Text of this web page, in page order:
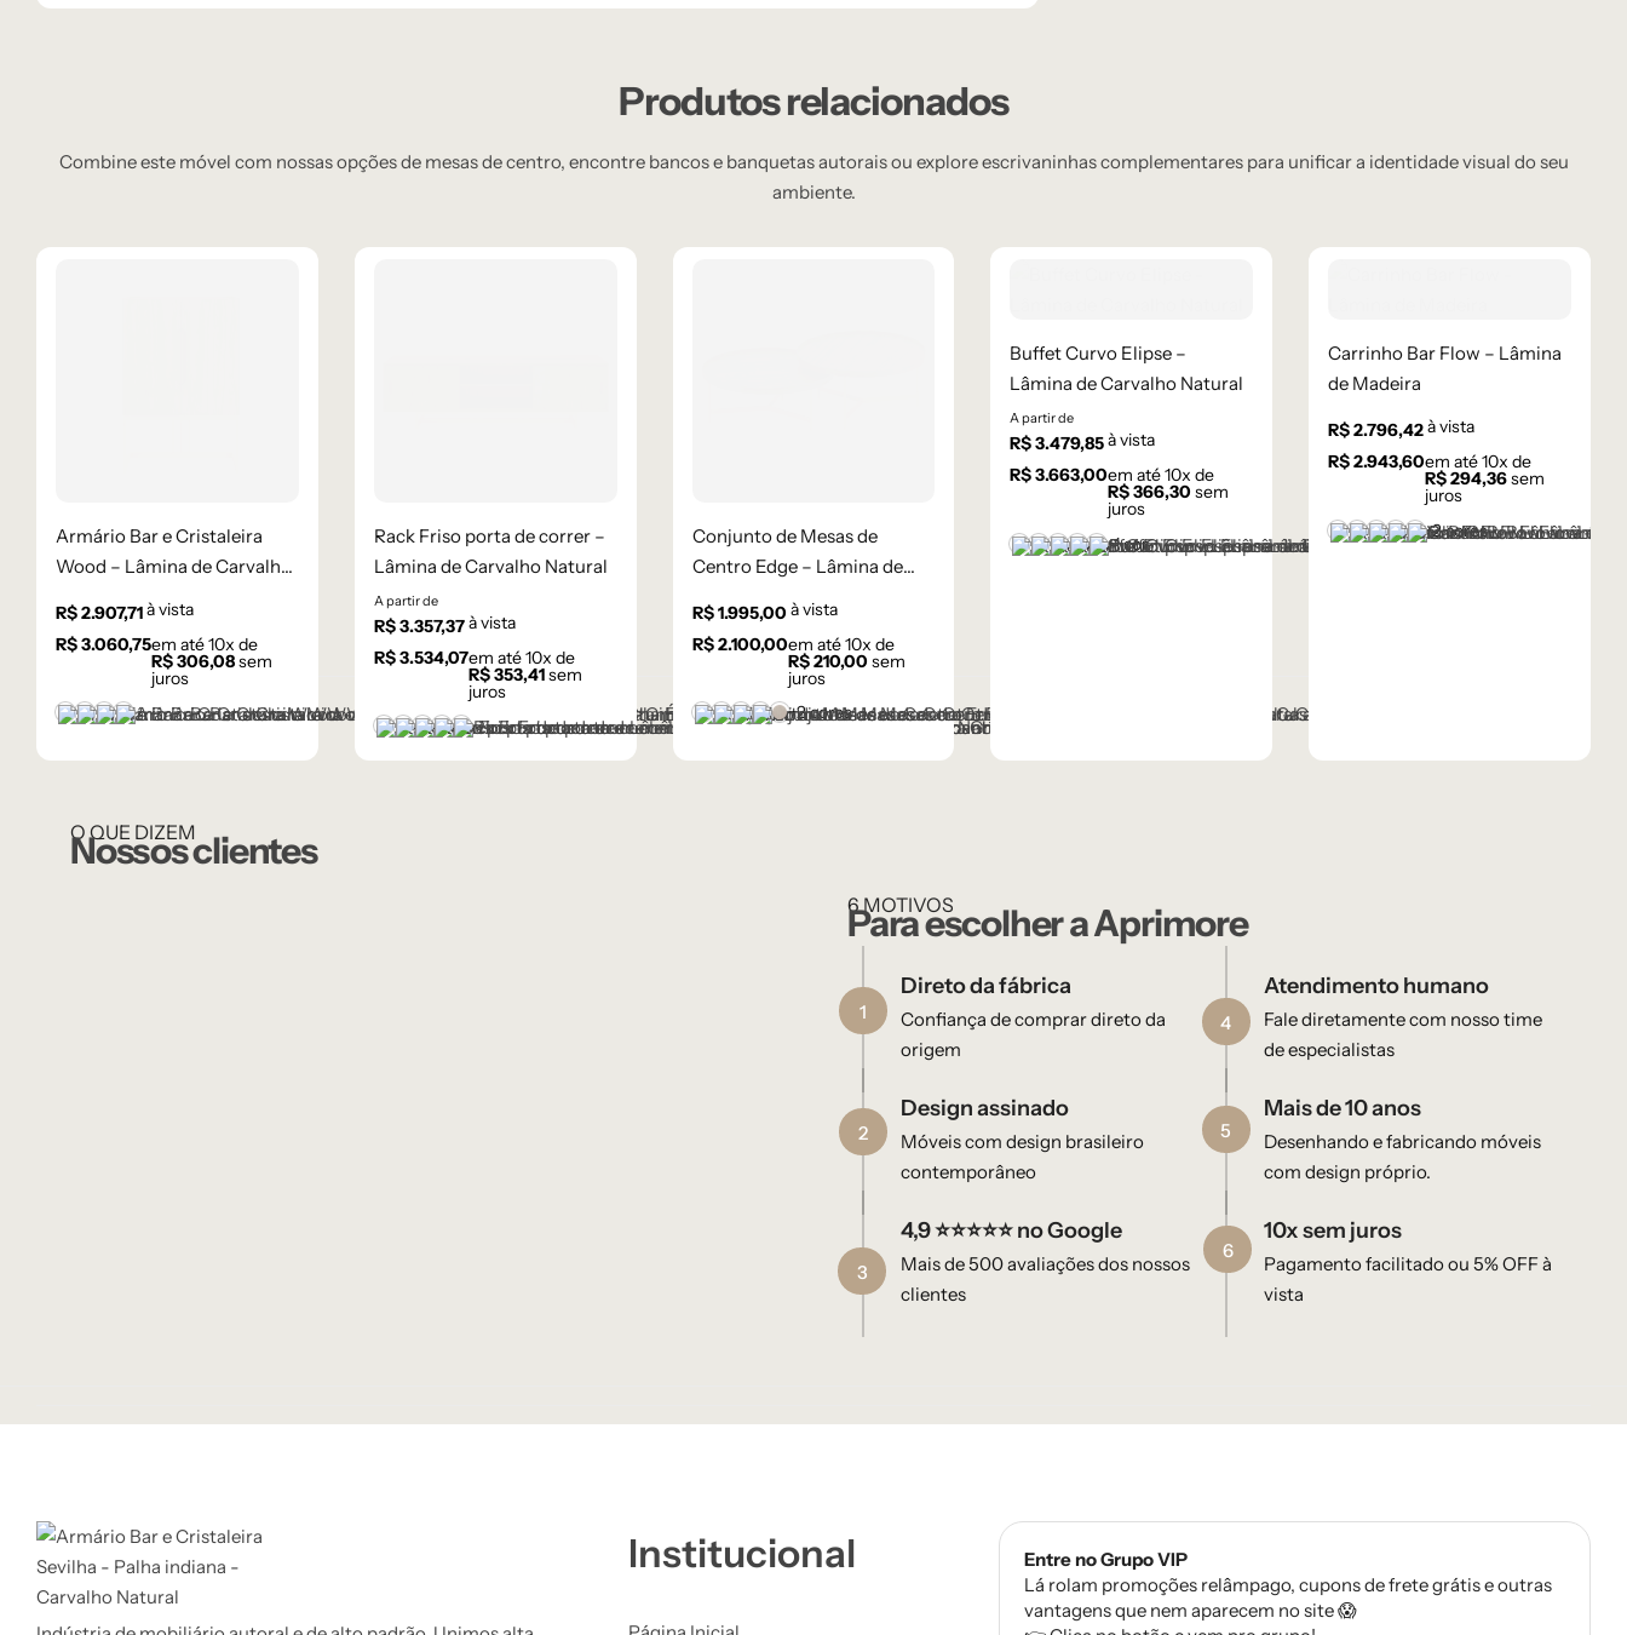
Produtos relacionados
Combine este móvel com nossas opções de mesas de centro, encontre bancos e banquetas autorais ou explore escrivaninhas complementares para unificar a identidade visual do seu
ambiente.
Armário Bar e Cristaleira
Wood – Lâmina de Carvalho
R$2.907,71à vista
R$3.060,75em até10x de
R$306,08sem
juros
Castanho
Champanhe
Cinza Grafite Metalizado
Ébano
Rack Friso porta de correr –
Lâmina de Carvalho Natural
A partir de
R$3.357,37à vista
R$3.534,07em até10x de
R$353,41sem
juros
Castanho
Champanhe
Cinza Grafite Metalizado
Ébano
Natural
Conjunto de Mesas de
Centro Edge – Lâmina de
R$1.995,00 à vista
R$2.100,00em até10x de
R$210,00 sem
juros
Castanho
Champanhe
Cinza Grafite Metalizado
Ébano
Lâmina Frapê
+2 cores
Buffet Curvo Elipse –
Lâmina de Carvalho Natural
A partir de
R$3.479,85à vista
R$3.663,00em até10x de
R$366,30 sem
juros
Castanho
Champanhe
Cinza Grafite Metalizado
Ébano
Lâmina Off-White
+1 cor
Carrinho Bar Flow – Lâmina
de Madeira
R$2.796,42à vista
R$2.943,60em até10x de
R$294,36sem
juros
Castanho
Champanhe
Cinza Grafite Metalizado
Ébano
Frapê
+2 cores
O QUE DIZEM
Nossos clientes
6 MOTIVOS
Para escolher a Aprimore
1
Direto da fábrica
Confiança de comprar direto da
origem​
2
Design assinado​
Móveis com design brasileiro
contemporâneo
3
4,9 ⭐⭐⭐⭐⭐ no Google
Mais de 500 avaliações dos nossos
clientes
4
Atendimento humano
Fale diretamente com nosso time
de especialistas
5
Mais de 10 anos
Desenhando e fabricando móveis
com design próprio.
6
10x sem juros
Pagamento facilitado ou 5% OFF à
vista
Institucional
Entre no Grupo VIP
Lá rolam promoções relâmpago, cupons de frete grátis e outras
vantagens que nem aparecem no site 😱